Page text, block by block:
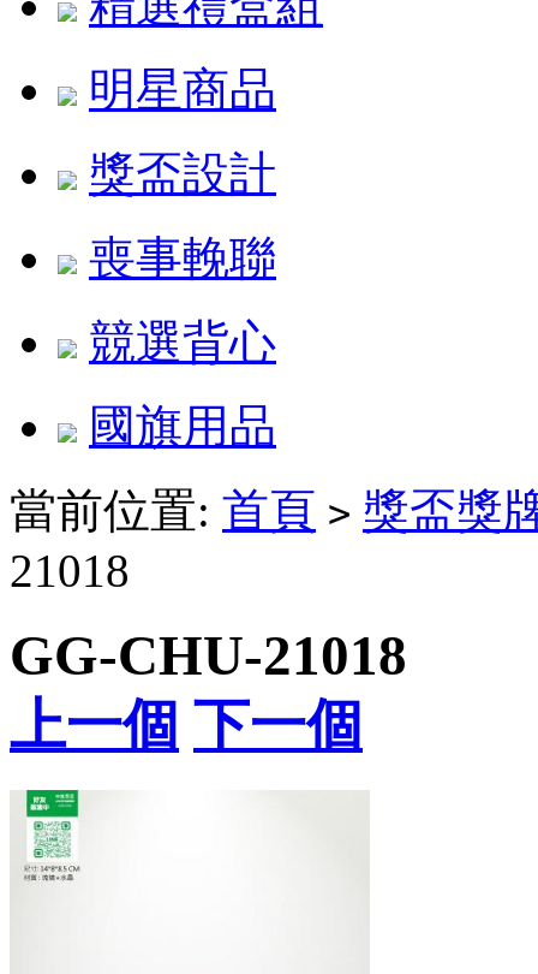
明星商品
獎盃設計
喪事輓聯
競選背心
國旗用品
當前位置: 首頁 > 獎盃獎
21018
GG-CHU-21018
上一個 下一個